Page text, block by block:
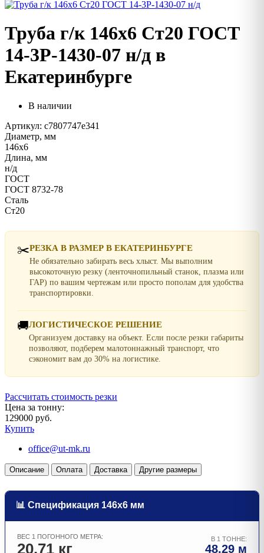
Труба г/к 146х6 Ст20 ГОСТ
14-3Р-1430-07 н/д в
Екатеринбурге
В наличии
Артикул: c7807747e341
Диаметр, мм
146х6
Длина, мм
н/д
ГОСТ
ГОСТ 8732-78
Сталь
Ст20
✂️РЕЗКА В РАЗМЕР В ЕКАТЕРИНБУРГЕ
Не обязательно забирать весь хлыст. Мы выполним
высокоточную резку (ленточнопильный станок, плазма или
ГАР) по вашим чертежам или просто пополам для удобства
транспортировки.
🚚ЛОГИСТИЧЕСКОЕ РЕШЕНИЕ
Организуем доставку на объект. Если после резки габариты
позволяют, подберем малотоннажный транспорт, что
сэкономит вам до 30% на логистике.
Рассчитать стоимость резки
Цена за тонну:
129000 руб.
Купить
office@ut-mk.ru
Описание Оплата Доставка Другие размеры
📊 Спецификация 146х6 мм
ВЕС 1 ПОГОННОГО МЕТРА:
20.71 кг
В 1 ТОННЕ:
48.29 м